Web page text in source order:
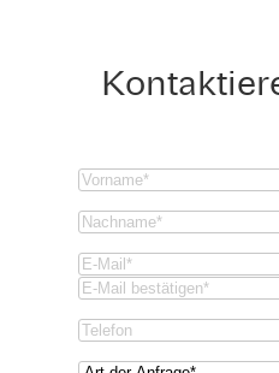
Vorname
Nachname
Email(Required)
Email
Email
Phone